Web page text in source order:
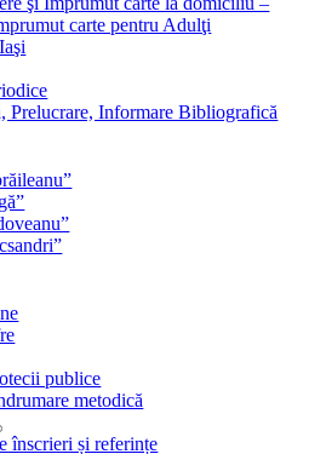
carte pentru Adulţi
Prelucrare, Informare Bibliografică
publice
metodică
înscrieri și referințe